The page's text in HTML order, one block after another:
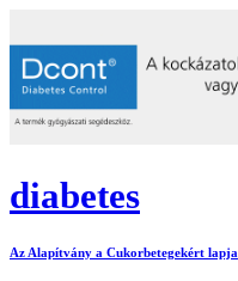
diabetes
Az Alapítvány a Cukorbetegekért lapja